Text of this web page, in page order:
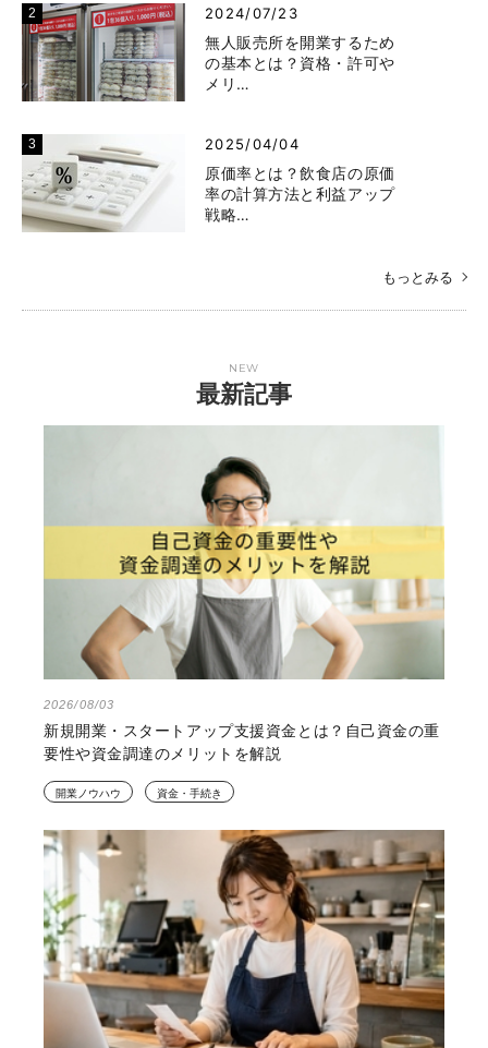
2024/07/23
無人販売所を開業するため
の基本とは？資格・許可や
メリ…
2025/04/04
原価率とは？飲食店の原価
率の計算方法と利益アップ
戦略…
もっとみる
NEW
最新記事
2026/08/03
新規開業・スタートアップ支援資金とは？自己資金の重
要性や資金調達のメリットを解説
開業ノウハウ 資金・手続き